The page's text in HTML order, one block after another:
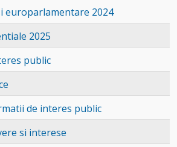
europarlamentare 2024
2025
public
de interes public
si interese